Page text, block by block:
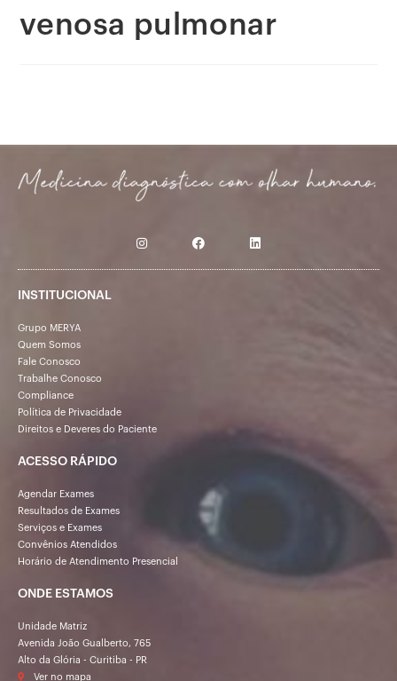
venosa pulmonar
INSTITUCIONAL
Grupo MERYA
Quem Somos
Fale Conosco
Trabalhe Conosco
Compliance
Política de Privacidade
Direitos e Deveres do Paciente
ACESSO RÁPIDO
Agendar Exames
Resultados de Exames
Serviços e Exames
Convênios Atendidos
Horário de Atendimento Presencial
ONDE ESTAMOS
Unidade Matriz
Avenida João Gualberto, 765
Alto da Glória - Curitiba - PR
Ver no mapa